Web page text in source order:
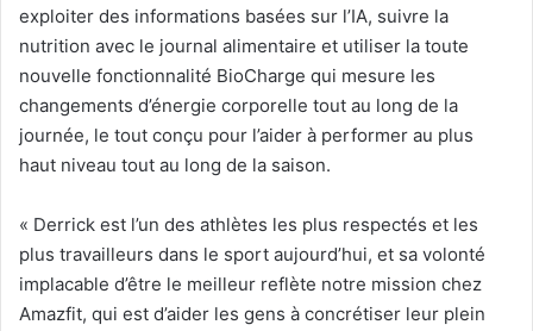
exploiter des informations basées sur l’IA, suivre la
nutrition avec le journal alimentaire et utiliser la toute
nouvelle fonctionnalité BioCharge qui mesure les
changements d’énergie corporelle tout au long de la
journée, le tout conçu pour l’aider à performer au plus
haut niveau tout au long de la saison.
« Derrick est l’un des athlètes les plus respectés et les
plus travailleurs dans le sport aujourd’hui, et sa volonté
implacable d’être le meilleur reflète notre mission chez
Amazfit, qui est d’aider les gens à concrétiser leur plein